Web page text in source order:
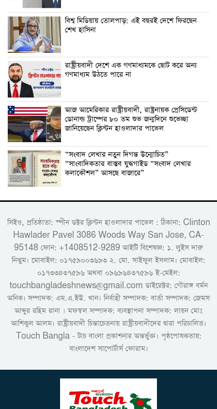
বিশ্ব মিডিয়ায় তোলপাড়: এই বছরই দেশে ফিরছেন
শেখ হাসিনা
রাষ্ট্রীয়বাদী দেশে ‎এক গণমাধ্যমকে ছোট করে অন্য
গণমাধ্যম উঠতে পারে না ‎
‎আজ আমেরিকার রাষ্ট্রীয়বাদী, রাষ্ট্রনায়ক প্রেসিডেন্ট
ডোনাল্ড ট্রাম্পের ৮০ তম শুভ জন্মদিনে শুভেচ্ছা
জানিয়েছেন ক্লিন্টন হাওলাদার পাভেল
“সংবাদ লেখার নতুন দিগন্ত উন্মোচিত”
“সাংবাদিকতার বাস্তব যুদ্ধগাইড “সংবাদ লেখার
কলাকৌশল” আসছে বাজারে”
সিইও, প্রতিষ্ঠাতা: স্পীন ডক্টর ক্লিন্টন হাওলাদার পাভেল : ঠিকানা: Clinton
Hawlader Pavel 3086 Woods Way San Jose, CA-
95148 ফোন: +1408512-9289 আইটি বিশেষজ্ঞ: ১. লুইস দারু
নিঝুম। ‎মোবাইল: ০১৭৫৯০০৩৬৯৩ ২. মো. সাইফুল ইসলাম। মোবাইল:
০১৭৩৩৪৩৭৫৯৬ অথবা ০৯৬৯৬৪৩৭৫৯৬ ই-মেইল:
touchbangladeshnews@gmail.com ডাইরেক্টর: গৌরাঙ্গ বর্মন
অনিক। সম্পাদক: এম.এ.ইউ. খান। নির্বাহী সম্পাদক: বার্তা সম্পাদক: জেমস
আব্দুর রহিম রানা । মফস্বল সম্পাদক: ব্যবস্থাপনা সম্পাদক: লায়ন মোঃ
আশিকুল আলম। রাষ্ট্রীয়বাদী চিন্তাচেতনায় রাষ্ট্রীয়বাদীদের দ্বারা পরিচালিত।
Touch Bangla - টাচ বাংলা প্রকাশনার অন্তর্ভুক্ত। পৃষ্ঠপোষকতায়:
বাংলাদেশ সাপোর্টার্স ফোরাম।